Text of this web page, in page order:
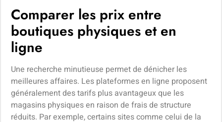
Comparer les prix entre
boutiques physiques et en
ligne
Une recherche minutieuse permet de dénicher les
meilleures affaires. Les plateformes en ligne proposent
généralement des tarifs plus avantageux que les
magasins physiques en raison de frais de structure
réduits. Par exemple, certains sites comme celui de la